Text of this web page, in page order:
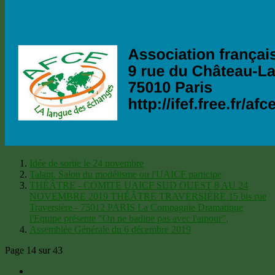
Idée de sortie le 24 novembre
Talant. Salon du modélisme ou l'UAICF participe
THÉÂTRE - COMITE UAICF SUD OUEST 8 AU 24
NOVEMBRE 2019 THÉÂTRE TRAVERSIÈRE 15 bis rue
Traversière - 75012 PARIS La Compagnie Dramatique
l'Equipe présente "On ne badine pas avec l'amour",
Assemblée Générale du 6 décembre 2019
Page 14 sur 43